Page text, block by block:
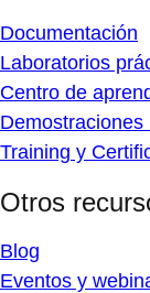
Documentación
Laboratorios
Centro de
Demostraciones
Training y
Otros
Blog
Eventos y